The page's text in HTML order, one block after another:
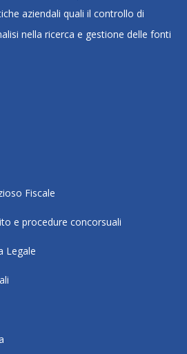
aziendali quali il controllo di
nella ricerca e gestione delle fonti
Fiscale
e procedure concorsuali
Legale